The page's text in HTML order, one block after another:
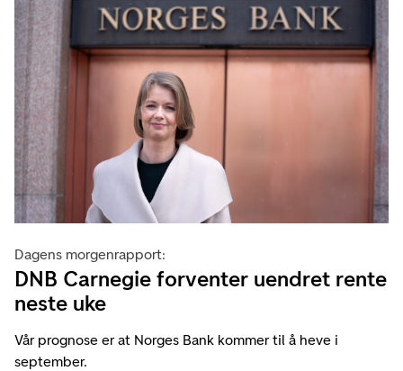
Dagens morgenrapport:
DNB Carnegie forventer uendret rente
neste uke
Vår prognose er at Norges Bank kommer til å heve i
september.